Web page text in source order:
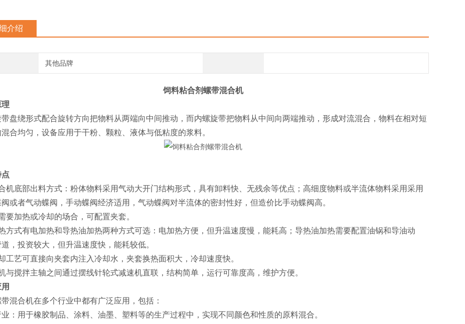
介绍
其他品牌
饲料粘合剂螺带混合机
盘绕形式配合旋转方向把物料从两端向中间推动，而内螺旋带把物料从中间向两端推动，形成对流混合，物料在相对短
合均匀，设备应用于干粉、颗粒、液体与低粘度的浆料。
机底部出料方式：粉体物料采用气动大开门结构形式，具有卸料快、无残余等优点；高细度物料或半流体物料采用采用
或者气动蝶阀，手动蝶阀经济适用，气动蝶阀对半流体的密封性好，但造价比手动蝶阀高。
要加热或冷却的场合，可配置夹套。
方式有电加热和导热油加热两种方式可选：电加热方便，但升温速度慢，能耗高；导热油加热需要配置油锅和导油动
，投资较大，但升温速度快，能耗较低。
工艺可直接向夹套内注入冷却水，夹套换热面积大，冷却速度快。
与搅拌主轴之间通过摆线针轮式减速机直联，结构简单，运行可靠度高，维护方便。
带混合机在多个行业中都有广泛应用，包括：
：用于橡胶制品、涂料、油墨、塑料等的生产过程中，实现不同颜色和性质的原料混合‌。